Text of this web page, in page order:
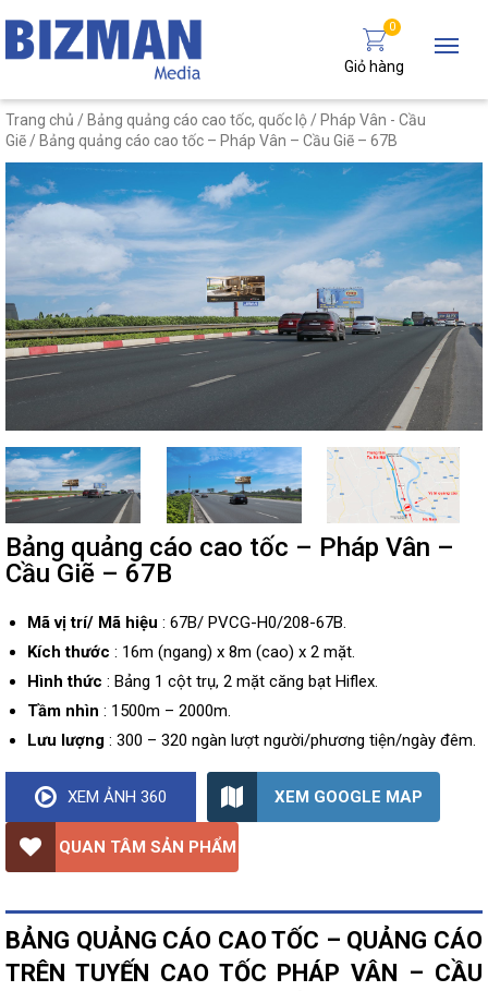
0
Giỏ hàng
Trang chủ / Bảng quảng cáo cao tốc, quốc lộ / Pháp Vân - Cầu
Giẽ / Bảng quảng cáo cao tốc – Pháp Vân – Cầu Giẽ – 67B
Bảng quảng cáo cao tốc – Pháp Vân –
Cầu Giẽ – 67B
Mã vị trí/ Mã hiệu : 67B/ PVCG-H0/208-67B.
Kích thước : 16m (ngang) x 8m (cao) x 2 mặt.
Hình thức : Bảng 1 cột trụ, 2 mặt căng bạt Hiflex.
Tầm nhìn : 1500m – 2000m.
Lưu lượng : 300 – 320 ngàn lượt người/phương tiện/ngày đêm.
XEM ẢNH 360 XEM GOOGLE MAP
QUAN TÂM SẢN PHẨM
BẢNG QUẢNG CÁO CAO TỐC – QUẢNG CÁO
TRÊN TUYẾN CAO TỐC PHÁP VÂN – CẦU